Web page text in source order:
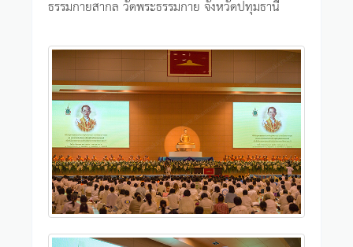
ธรรมกายสากล วัดพระธรรมกาย จังหวัดปทุมธานี